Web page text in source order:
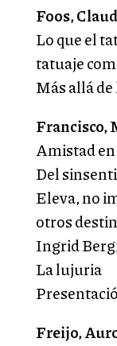
Foos,
Lo que el
tatuaje
Más allá
Francisco,
Amistad
Del
Eleva, no
otros
Ingrid
La lujuria
Freijo,